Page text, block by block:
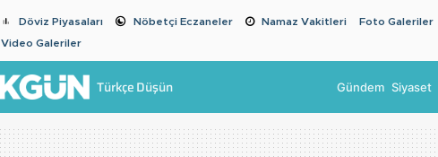
Döviz Piyasaları Nöbetçi Eczaneler Namaz Vakitleri
Foto Galeriler
Video Galeriler
Türkçe Düşün Gündem Siyaset